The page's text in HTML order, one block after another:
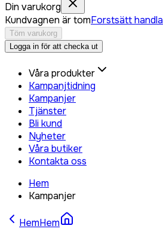
Din varukorg
Kundvagnen är tomForstsätt handla
Töm varukorg
Logga in för att checka ut
Våra produkter
Kampanjtidning
Kampanjer
Tjänster
Bli kund
Nyheter
Våra butiker
Kontakta oss
Hem
Kampanjer
HemHem